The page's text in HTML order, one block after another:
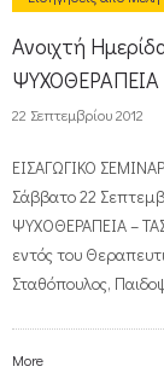
Ανοιχτή
ΨΥΧΟΘΕΡΑΠΕΙΑ
22 Σεπτεμβρίου 2012
ΕΙΣΑΓΩΓΙΚΟ
Σάββατο 22
ΨΥΧΟΘΕΡΑΠΕΙΑ –
εντός του
Σταθόπουλος,
More